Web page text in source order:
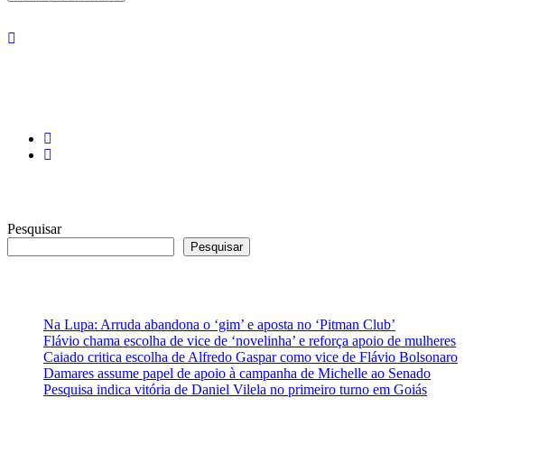
Pesquisar
Pesquisar
Na Lupa: Arruda abandona o ‘gim’ e aposta no ‘Pitman Club’
Flávio chama escolha de vice de ‘novelinha’ e reforça apoio de mulheres
Caiado critica escolha de Alfredo Gaspar como vice de Flávio Bolsonaro
Damares assume papel de apoio à campanha de Michelle ao Senado
Pesquisa indica vitória de Daniel Vilela no primeiro turno em Goiás